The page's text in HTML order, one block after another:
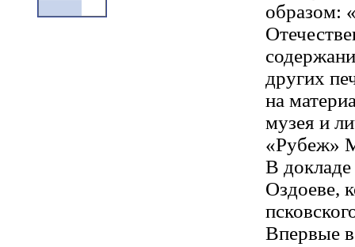
образом:
других
на
музея и
«Рубеж»
В
Оздоеве,
Впервые